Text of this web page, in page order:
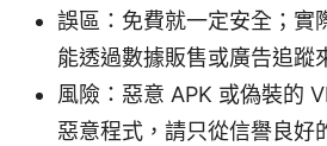
誤區：免費就一定安全；實
能透過數據販售或廣告追蹤
風險：惡意 APK 或偽裝的
惡意程式，請只從信譽良好